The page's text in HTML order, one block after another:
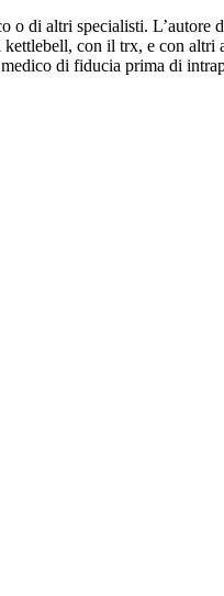
di altri specialisti.
con il trx, e con
di fiducia prima di